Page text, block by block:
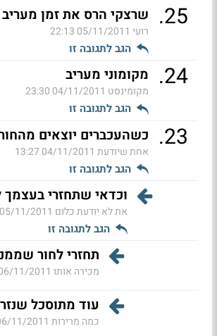
25
. שרצקי הרס את זמן מעריב
רועי 05/11/2011 22:13
הגב לתגובה זו
24
. מקומוני מעריב
מקומינסט 04/11/2011 23:30
הגב לתגובה זו
23
. כשהעכברים יוצאים
אחת שיודעת 04/11/2011 13:27
הגב לתגובה זו
וכדאי שתחזרי בעצמך
את לא יודעת כלום 05/11/2011 22:02
הגב לתגובה זו
תחזרי לחור
מכירה אותו 11/2011 10:59
עוד מתוסכל
כמה מרירות 11/2011 01:58